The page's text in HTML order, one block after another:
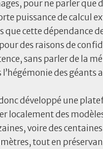
pour ne parler que
puissance de calcul
que cette dépendance
des raisons de
sans parler de la
des géants
développé une
localement des
voire des
tout en